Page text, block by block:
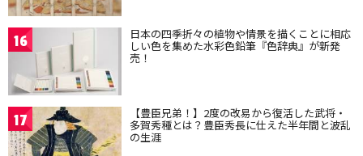
16 日本の四季折々の植物や情景を描くことに相応
しい色を集めた水彩色鉛筆『色辞典』が新発
売！
17 【豊臣兄弟！】2度の改易から復活した武将・
多賀秀種とは？豊臣秀長に仕えた半年間と波乱
の生涯